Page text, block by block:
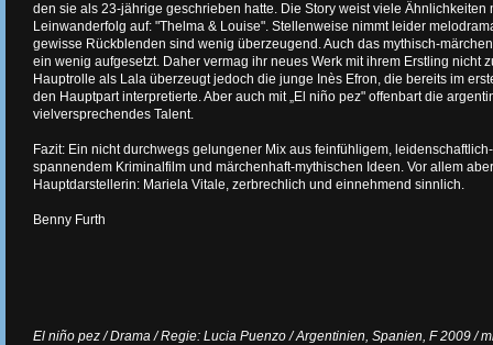
den sie als 23-jährige geschrieben hatte. Die Story weist viele Ähnlichkeiten
Leinwanderfolg auf: "Thelma & Louise". Stellenweise nimmt leider
gewisse Rückblenden sind wenig überzeugend. Auch das mythisch-
ein wenig aufgesetzt. Daher vermag ihr neues Werk mit ihrem Erstling nicht
Hauptrolle als Lala überzeugt jedoch die junge Inès Efron, die bereits im
den Hauptpart interpretierte. Aber auch mit „El niño pez" offenbart die
vielversprechendes Talent.
Fazit: Ein nicht durchwegs gelungener Mix aus feinfühligem,
spannendem Kriminalfilm und märchenhaft-mythischen Ideen. Vor allem
Hauptdarstellerin: Mariela Vitale, zerbrechlich und einnehmend sinnlich.
Benny Furth
El niño pez / Drama / Regie: Lucia Puenzo / Argentinien, Spanien, F 2009 /